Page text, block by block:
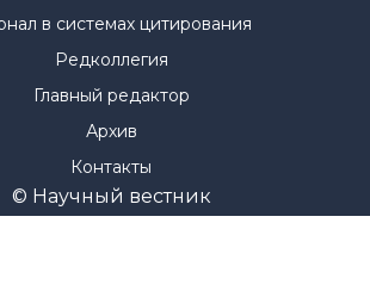
© Научный вестник
в системах цитирования
Редколлегия
Главный редактор
Архив
Контакты